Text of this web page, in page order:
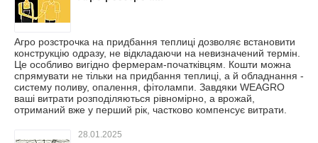
Агро розстрочка на придбання теплиці дозволяє встановити
конструкцію одразу, не відкладаючи на невизначений термін.
Це особливо вигідно фермерам-початківцям. Кошти можна
спрямувати не тільки на придбання теплиці, а й обладнання -
систему поливу, опалення, фітолампи. Завдяки WEAGRO
ваші витрати розподіляються рівномірно, а врожай,
отриманий вже у перший рік, частково компенсує витрати.
28.01.2025